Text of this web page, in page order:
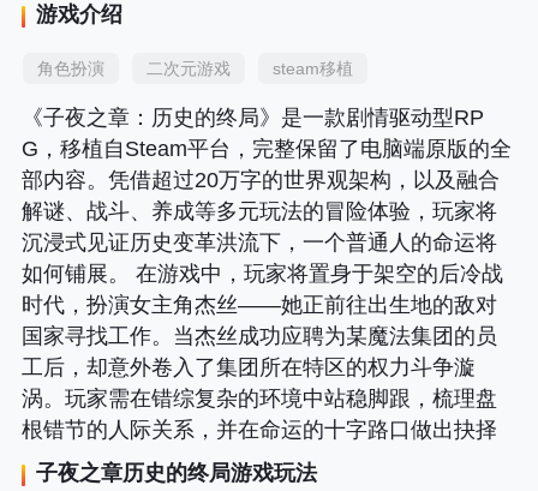
游戏介绍
角色扮演 二次元游戏 steam移植
《子夜之章：历史的终局》是一款剧情驱动型RP
G，移植自Steam平台，完整保留了电脑端原版的全
部内容。凭借超过20万字的世界观架构，以及融合
解谜、战斗、养成等多元玩法的冒险体验，玩家将
沉浸式见证历史变革洪流下，一个普通人的命运将
如何铺展。 在游戏中，玩家将置身于架空的后冷战
时代，扮演女主角杰丝——她正前往出生地的敌对
国家寻找工作。当杰丝成功应聘为某魔法集团的员
工后，却意外卷入了集团所在特区的权力斗争漩
涡。玩家需在错综复杂的环境中站稳脚跟，梳理盘
根错节的人际关系，并在命运的十字路口做出抉择
子夜之章历史的终局游戏玩法